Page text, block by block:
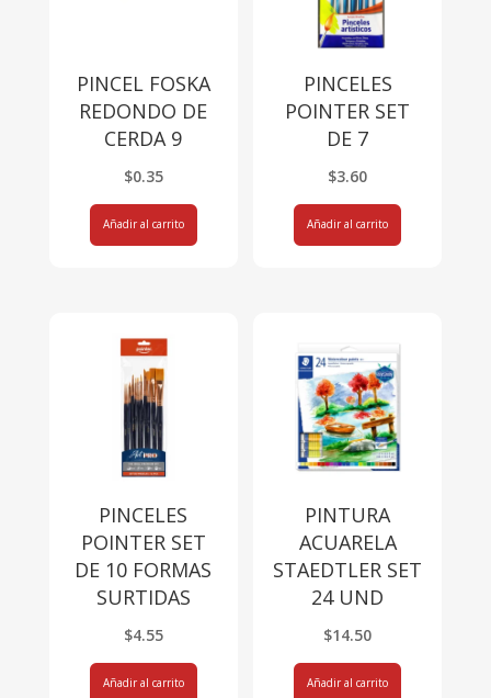
PINCEL FOSKA
REDONDO DE
CERDA 9
$0.35
Añadir al carrito
PINCELES
POINTER SET
DE 7
$3.60
Añadir al carrito
PINCELES
POINTER SET
DE 10 FORMAS
SURTIDAS
$4.55
Añadir al carrito
PINTURA
ACUARELA
STAEDTLER SET
24 UND
$14.50
Añadir al carrito